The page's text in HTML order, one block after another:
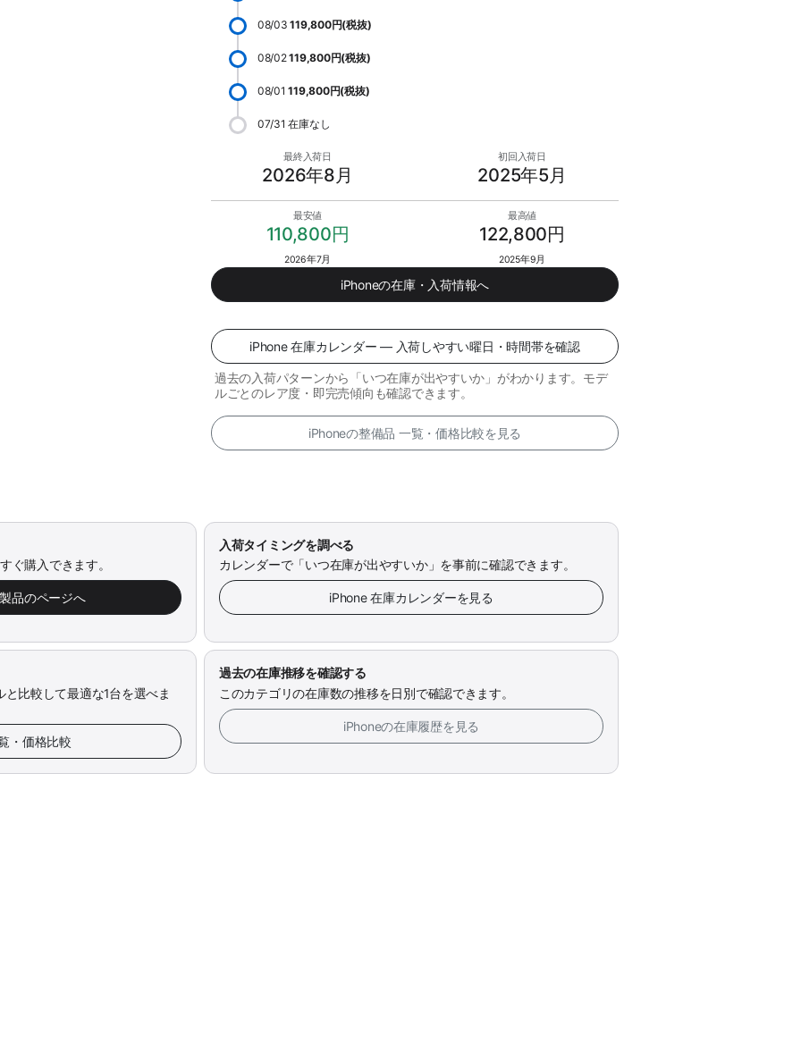
08/03 119,800円(税抜)
08/02119,800円(税抜)
08/01 119,800円(税抜)
07/31 在庫なし
最終入荷日
2026年8月
初回入荷日
2025年5月
最安値
110,800円
2026年7月
最高値
122,800円
2025年9月
iPhoneの在庫・入荷情報へ
iPhone 在庫カレンダー — 入荷しやすい曜日・時間帯を確認
過去の入荷パターンから「いつ在庫が出やすいか」がわかります。モデ
ルごとのレア度・即完売傾向も確認できます。
iPhoneの整備品 一覧・価格比較を見る
ぐ購入できます。
品のページへ
入荷タイミングを調べる
カレンダーで「いつ在庫が出やすいか」を事前に確認できます。
iPhone 在庫カレンダーを見る
比較して最適な1台を選べま
・価格比較
過去の在庫推移を確認する
このカテゴリの在庫数の推移を日別で確認できます。
iPhoneの在庫履歴を見る